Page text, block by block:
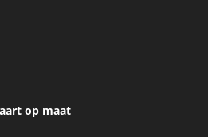
op maat